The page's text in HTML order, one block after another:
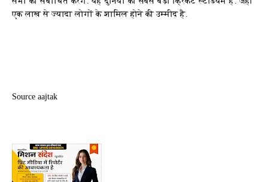
एक लाख से ज्यादा लोगों के शामिल होने की उम्मीद है.
Source aajtak